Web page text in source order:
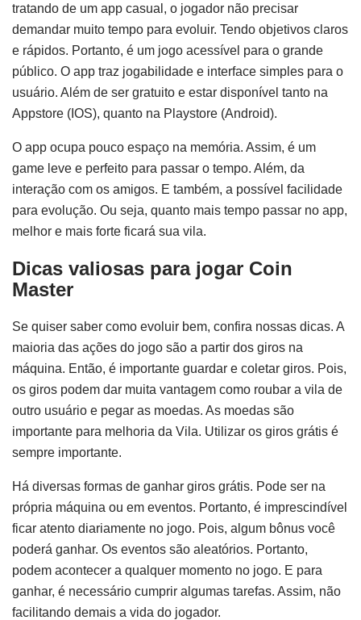
tratando de um app casual, o jogador não precisar
demandar muito tempo para evoluir. Tendo objetivos claros
e rápidos. Portanto, é um jogo acessível para o grande
público. O app traz jogabilidade e interface simples para o
usuário. Além de ser gratuito e estar disponível tanto na
Appstore (IOS), quanto na Playstore (Android).
O app ocupa pouco espaço na memória. Assim, é um
game leve e perfeito para passar o tempo. Além, da
interação com os amigos. E também, a possível facilidade
para evolução. Ou seja, quanto mais tempo passar no app,
melhor e mais forte ficará sua vila.
Dicas valiosas para jogar Coin
Master
Se quiser saber como evoluir bem, confira nossas dicas. A
maioria das ações do jogo são a partir dos giros na
máquina. Então, é importante guardar e coletar giros. Pois,
os giros podem dar muita vantagem como roubar a vila de
outro usuário e pegar as moedas. As moedas são
importante para melhoria da Vila. Utilizar os giros grátis é
sempre importante.
Há diversas formas de ganhar giros grátis. Pode ser na
própria máquina ou em eventos. Portanto, é imprescindível
ficar atento diariamente no jogo. Pois, algum bônus você
poderá ganhar. Os eventos são aleatórios. Portanto,
podem acontecer a qualquer momento no jogo. E para
ganhar, é necessário cumprir algumas tarefas. Assim, não
facilitando demais a vida do jogador.